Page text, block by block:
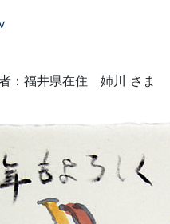
：福井県在住 姉川 さま